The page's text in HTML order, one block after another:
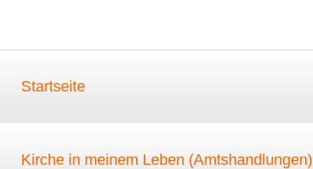
Startseite
Kirche in meinem Leben (Amtshandlungen)